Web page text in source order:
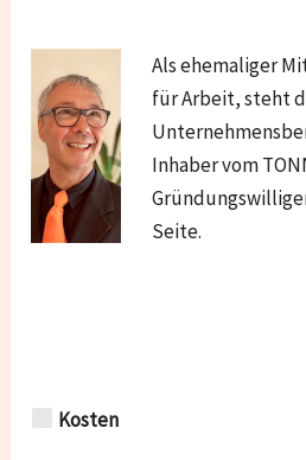
Als ehemaliger
für Arbeit, steht
Inhaber vom
Seite.
Kosten